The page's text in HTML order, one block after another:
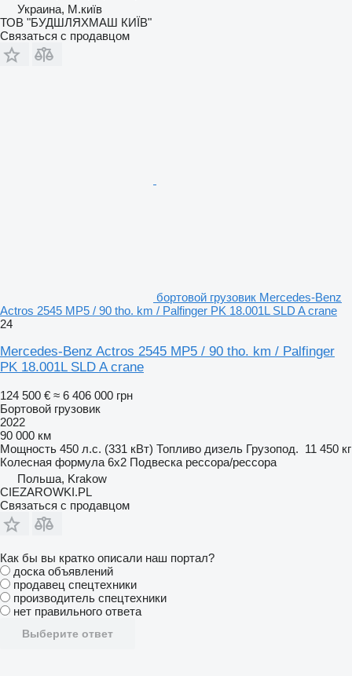
Украина, М.київ
ТОВ "БУДШЛЯХМАШ КИЇВ"
Связаться с продавцом
бортовой грузовик Mercedes-Benz
Actros 2545 MP5 / 90 tho. km / Palfinger PK 18.001L SLD A crane
24
Mercedes-Benz Actros 2545 MP5 / 90 tho. km / Palfinger
PK 18.001L SLD A crane
124 500 € ≈ 6 406 000 грн
Бортовой грузовик
2022
90 000 км
Мощность 450 л.с. (331 кВт) Топливо дизель Грузопод. 11 450 кг
Колесная формула 6x2 Подвеска рессора/рессора
Польша, Krakow
CIEZAROWKI.PL
Связаться с продавцом
Как бы вы кратко описали наш портал?
доска объявлений
продавец спецтехники
производитель спецтехники
нет правильного ответа
Выберите ответ